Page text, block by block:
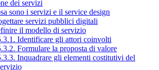
dei servizi
sono i servizi e il service design
servizi pubblici digitali
il modello di servizio
Identificare gli attori coinvolti
Formulare la proposta di valore
Inquadrare gli elementi costitutivi del